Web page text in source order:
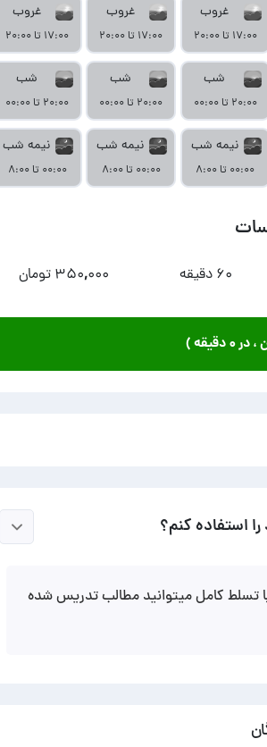
غروب
۱۷:۰۰ تا ۲۰:۰۰
شب
۲۰:۰۰ تا ۰۰:۰۰
نیمه شب
۰۰:۰۰ تا ۸:۰۰
غروب
۱۷:۰۰ تا ۲۰:۰۰
شب
۲۰:۰۰ تا ۰۰:۰۰
نیمه شب
۰۰:۰۰ تا ۸:۰۰
غروب
۱۷:۰۰ تا ۲۰:۰۰
شب
۲۰:۰۰ تا ۰۰:۰۰
نیمه شب
۰۰:۰۰ تا ۸:۰۰
۶۰ دقیقه ۳۵۰,۰۰۰ تومان
، در۰ دقیقه )
استفاده کنم؟
تسلط کامل میتوانید مطالب تدریس شده